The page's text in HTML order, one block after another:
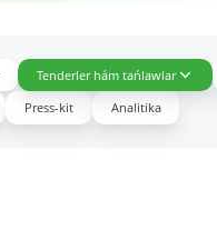
Tenderler hám tańlawlar
Press-kit Analitika